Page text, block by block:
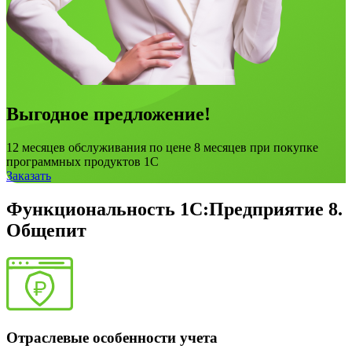
Выгодное предложение!
12 месяцев обслуживания по цене 8 месяцев при покупке
программных продуктов 1С
Заказать
Функциональность 1С:Предприятие 8.
Общепит
Отраслевые особенности учета